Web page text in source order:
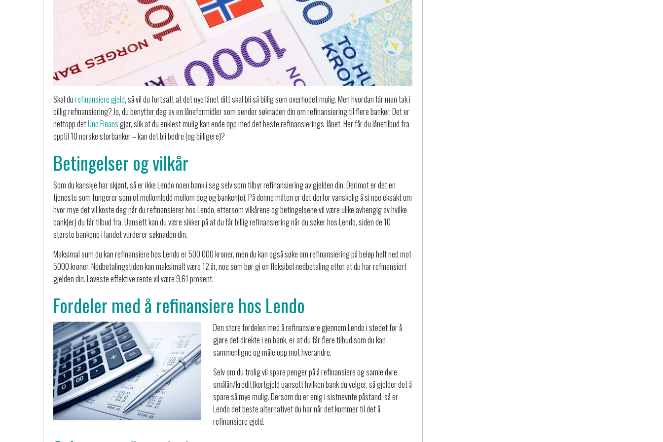
Skal durefinansiere gjeld, så vil du fortsatt at det nye lånet ditt skal bli så billig som overhodet mulig. Men hvordan får man tak i
billig refinansiering? Jo, du benytter deg av en låneformidler som sender søknaden din om refinansiering til flere banker. Det er
nettopp detUno Finansgjør, slik at du enklest mulig kan ende opp med det beste refinansierings-lånet. Her får du lånetilbud fra
opptil 10 norske storbanker – kan det bli bedre (og billigere)?
Betingelser og vilkår
Som du kanskje har skjønt, så er ikke Lendo noen bank i seg selv som tilbyr refinansiering av gjelden din. Derimot er det en
tjeneste som fungerer som et mellomledd mellom deg og banken(e). På denne måten er det derfor vanskelig å si noe eksakt om
hvor mye det vil koste deg når du refinansierer hos Lendo, ettersom vilkårene og betingelsene vil være ulike avhengig av hvilke
bank(er) du får tilbud fra. Uansett kan du være sikker på at du får billig refinansiering når du søker hos Lendo, siden de 10
største bankene i landet vurderer søknaden din.
Maksimal sum du kan refinansiere hos Lendo er 500 000 kroner, men du kan også søke om refinansiering på beløp helt ned mot
5000 kroner. Nedbetalingstiden kan maksimalt være 12 år, noe som bør gi en fleksibel nedbetaling etter at du har refinansiert
gjelden din. Laveste effektive rente vil være 9,61 prosent.
Fordeler med å refinansiere hos Lendo
Den store fordelen med å refinansiere gjennom Lendo i stedet for å
gjøre det direkte i en bank, er at du får flere tilbud som du kan
sammenligne og måle opp mot hverandre.
Selv om du trolig vil spare penger på å refinansiere og samle dyre
smålån/kredittkortgjeld uansett hvilken bank du velger, så gjelder det å
spare så mye mulig. Dersom du er enig i sistnevnte påstand, så er
Lendo det beste alternativet du har når det kommer til det å
refinansiere gjeld.